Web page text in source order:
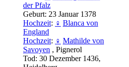
der Pfalz
Geburt: 23 Januar 1378
Hochzeit: ♀ Blanca von
England
Hochzeit: ♀ Mathilde von
Savoyen , Pignerol
Tod: 30 Dezember 1436,